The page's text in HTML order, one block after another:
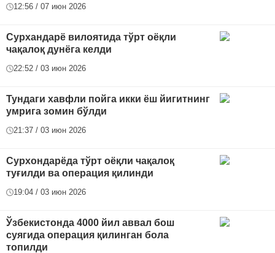
12:56 / 07 июн 2026
Сурхандарё вилоятида тўрт оёқли
чақалоқ дунёга келди
22:52 / 03 июн 2026
Тундаги хавфли пойга икки ёш йигитнинг
умрига зомин бўлди
21:37 / 03 июн 2026
Сурхондарёда тўрт оёқли чақалоқ
туғилди ва операция қилинди
19:04 / 03 июн 2026
Ўзбекистонда 4000 йил аввал бош
суягида операция қилинган бола
топилди